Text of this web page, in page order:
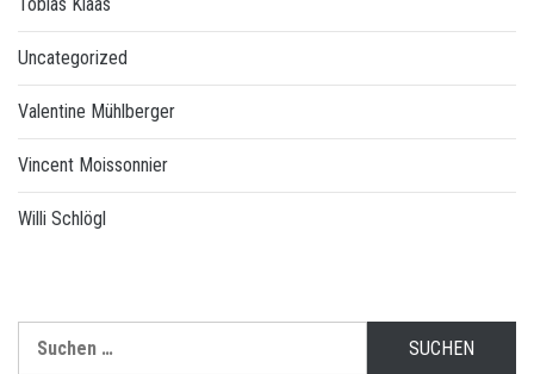
Uncategorized
Valentine Mühlberger
Vincent Moissonnier
Willi Schlögl
nach: